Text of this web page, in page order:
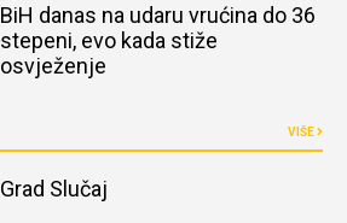
BiH danas na udaru vrućina do 36
stepeni, evo kada stiže
osvježenje
VIŠE
Grad Slučaj